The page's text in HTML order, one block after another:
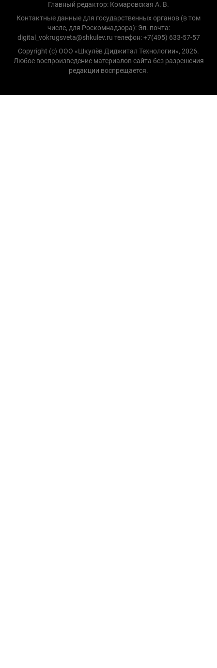
Главный редактор: Комаровская А. В.
Контактные данные для государственных органов (в том
числе, для Роскомнадзора): Эл. почта:
digital_vokrugsveta@shkulev.ru телефон: +7(495) 633-57-57
Copyright (с) ООО «Шкулёв Диджитал Технологии», 2026.
Любое воспроизведение материалов сайта без разрешения
редакции воспрещается.